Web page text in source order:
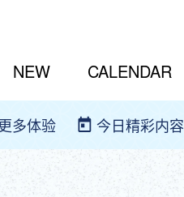
NEW CALENDAR
多体验 今日精彩内容